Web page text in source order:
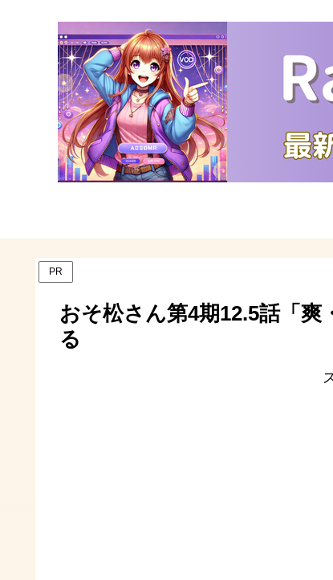
PR
おそ松さん第4期12.5話「
る